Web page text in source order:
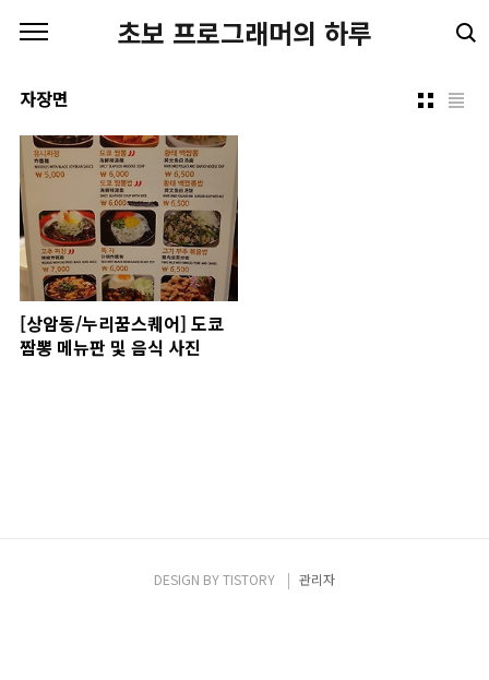
초보 프로그래머의 하루
자장면
[상암동/누리꿈스퀘어] 도쿄
짬뽕 메뉴판 및 음식 사진
DESIGN BYTISTORY 관리자